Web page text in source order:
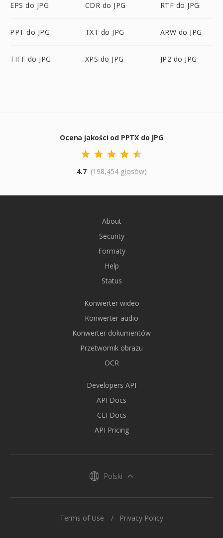
EPS do JPG CDR do JPG RTF do JPG
PPT do JPG TXT do JPG ARW do JPG
TIFF do JPG XPS do JPG JP2 do JPG
Ocena jakości od PPTX do JPG
4.7 (198,454 głosów)
About
Security
Formaty
Help
Status
Konwerter wideo
Konwerter audio
Konwerter dokumentów
Przetwornik obrazu
OCR
Developers API
API Docs
CLI Docs
API Pricing
Polski
Terms of Use Privacy Policy